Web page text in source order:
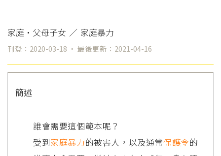
家庭‧父母子女 ／ 家庭暴力
刊登：2020-03-18 ‧ 最後更新：2021-04-16
簡述
誰會需要這個範本呢？
受到家庭暴力的被害人，以及通常保護令的